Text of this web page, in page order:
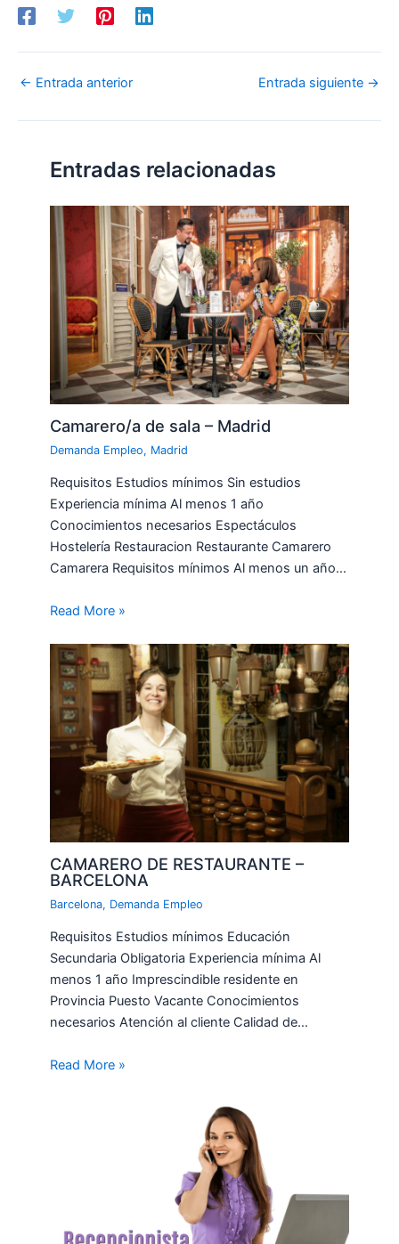
← Entrada anterior Entrada siguiente →
Entradas relacionadas
Camarero/a de sala – Madrid
Demanda Empleo, Madrid
Requisitos Estudios mínimos Sin estudios
Experiencia mínima Al menos 1 año
Conocimientos necesarios Espectáculos
Hostelería Restauracion Restaurante Camarero
Camarera Requisitos mínimos Al menos un año…
Read More »
CAMARERO DE RESTAURANTE –
BARCELONA
Barcelona, Demanda Empleo
Requisitos Estudios mínimos Educación
Secundaria Obligatoria Experiencia mínima Al
menos 1 año Imprescindible residente en
Provincia Puesto Vacante Conocimientos
necesarios Atención al cliente Calidad de…
Read More »